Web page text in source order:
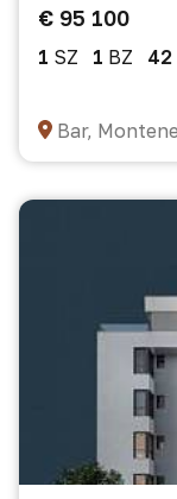
€ 95 100
1 SZ 1 BZ 42
Bar,